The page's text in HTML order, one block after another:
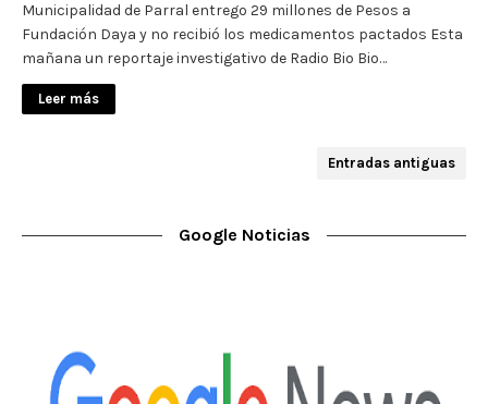
Municipalidad de Parral entrego 29 millones de Pesos a
Fundación Daya y no recibió los medicamentos pactados Esta
mañana un reportaje investigativo de Radio Bio Bio…
Leer más
Entradas antiguas
Google Noticias